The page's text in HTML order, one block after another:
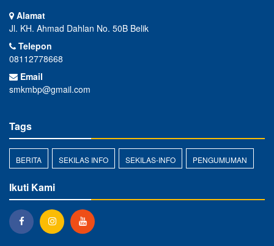
Alamat
Jl. KH. Ahmad Dahlan No. 50B Belik
Telepon
08112778668
Email
smkmbp@gmail.com
Tags
BERITA SEKILAS INFO SEKILAS-INFO PENGUMUMAN
Ikuti Kami